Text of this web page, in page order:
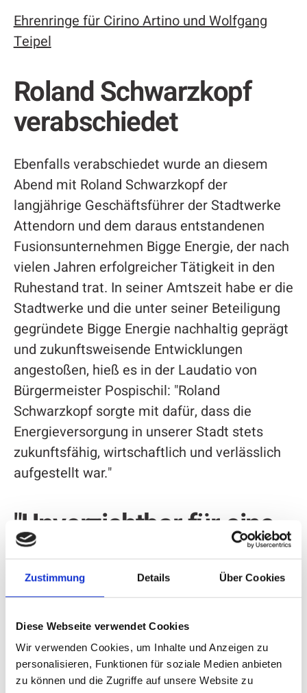
Zustimmung Details Über Cookies
Diese Webseite verwendet Cookies
Wir verwenden Cookies, um Inhalte und Anzeigen zu
personalisieren, Funktionen für soziale Medien anbieten
zu können und die Zugriffe auf unsere Website zu
Ehrenringe für Cirino Artino und Wolfgang
Teipel
Roland Schwarzkopf
verabschiedet
Ebenfalls verabschiedet wurde an diesem
Abend mit Roland Schwarzkopf der
langjährige Geschäftsführer der Stadtwerke
Attendorn und dem daraus entstandenen
Fusionsunternehmen Bigge Energie, der nach
vielen Jahren erfolgreicher Tätigkeit in den
Ruhestand trat. In seiner Amtszeit habe er die
Stadtwerke und die unter seiner Beteiligung
gegründete Bigge Energie nachhaltig geprägt
und zukunftsweisende Entwicklungen
angestoßen, hieß es in der Laudatio von
Bürgermeister Pospischil: "Roland
Schwarzkopf sorgte mit dafür, dass die
Energieversorgung in unserer Stadt stets
zukunftsfähig, wirtschaftlich und verlässlich
aufgestellt war."
"Unverzichtbar für eine
funktionierende
Demokratie!"
Mit einem Appell beendete Bürgermeister
Pospischil einen denkwürdigen Abend im
Bürgerhaus "Alter Bahnhof": "Wir brauchen wir
Menschen wie Sie, liebe ehemalige